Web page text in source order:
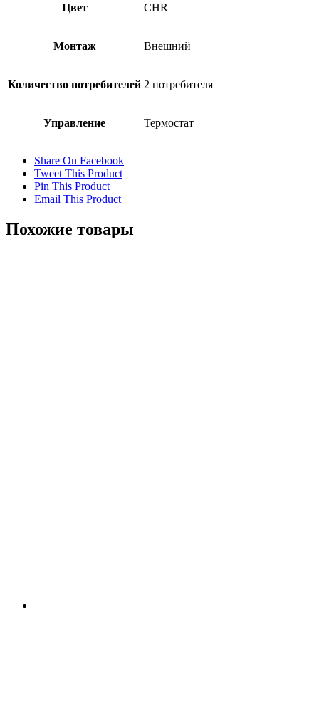
Цвет CHR
Монтаж Внешний
Количество потребителей 2 потребителя
Управление Термостат
Share On Facebook
Tweet This Product
Pin This Product
Email This Product
Похожие товары